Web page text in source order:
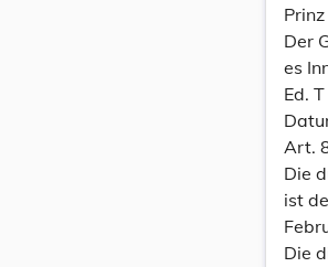
Der
es
Ed.
Art.
Die
ist
Die